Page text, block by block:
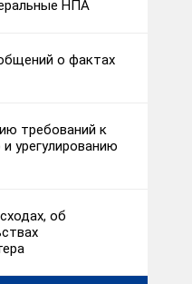
НПА
о фактах
требований к
урегулированию
об